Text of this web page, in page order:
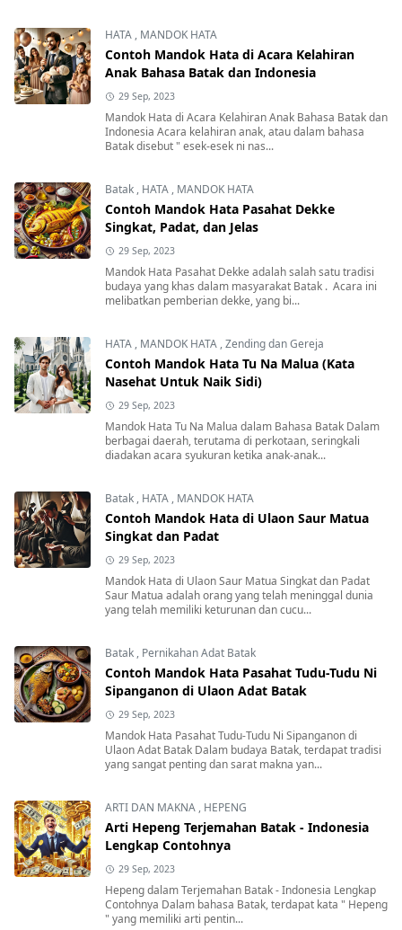
HATA , MANDOK HATA
Contoh Mandok Hata di Acara Kelahiran
Anak Bahasa Batak dan Indonesia
29 Sep, 2023
Mandok Hata di Acara Kelahiran Anak Bahasa Batak dan
Indonesia Acara kelahiran anak, atau dalam bahasa
Batak disebut " esek-esek ni nas...
Batak , HATA , MANDOK HATA
Contoh Mandok Hata Pasahat Dekke
Singkat, Padat, dan Jelas
29 Sep, 2023
Mandok Hata Pasahat Dekke adalah salah satu tradisi
budaya yang khas dalam masyarakat Batak . Acara ini
melibatkan pemberian dekke, yang bi...
HATA , MANDOK HATA ,Zending dan Gereja
Contoh Mandok Hata Tu Na Malua (Kata
Nasehat Untuk Naik Sidi)
29 Sep, 2023
Mandok Hata Tu Na Malua dalam Bahasa Batak Dalam
berbagai daerah, terutama di perkotaan, seringkali
diadakan acara syukuran ketika anak-anak...
Batak , HATA , MANDOK HATA
Contoh Mandok Hata di Ulaon Saur Matua
Singkat dan Padat
29 Sep, 2023
Mandok Hata di Ulaon Saur Matua Singkat dan Padat
Saur Matua adalah orang yang telah meninggal dunia
yang telah memiliki keturunan dan cucu...
Batak , Pernikahan Adat Batak
Contoh Mandok Hata Pasahat Tudu-Tudu Ni
Sipanganon di Ulaon Adat Batak
29 Sep, 2023
Mandok Hata Pasahat Tudu-Tudu Ni Sipanganon di
Ulaon Adat Batak Dalam budaya Batak, terdapat tradisi
yang sangat penting dan sarat makna yan...
ARTI DAN MAKNA , HEPENG
Arti Hepeng Terjemahan Batak - Indonesia
Lengkap Contohnya
29 Sep, 2023
Hepeng dalam Terjemahan Batak - Indonesia Lengkap
Contohnya Dalam bahasa Batak, terdapat kata " Hepeng
" yang memiliki arti pentin...